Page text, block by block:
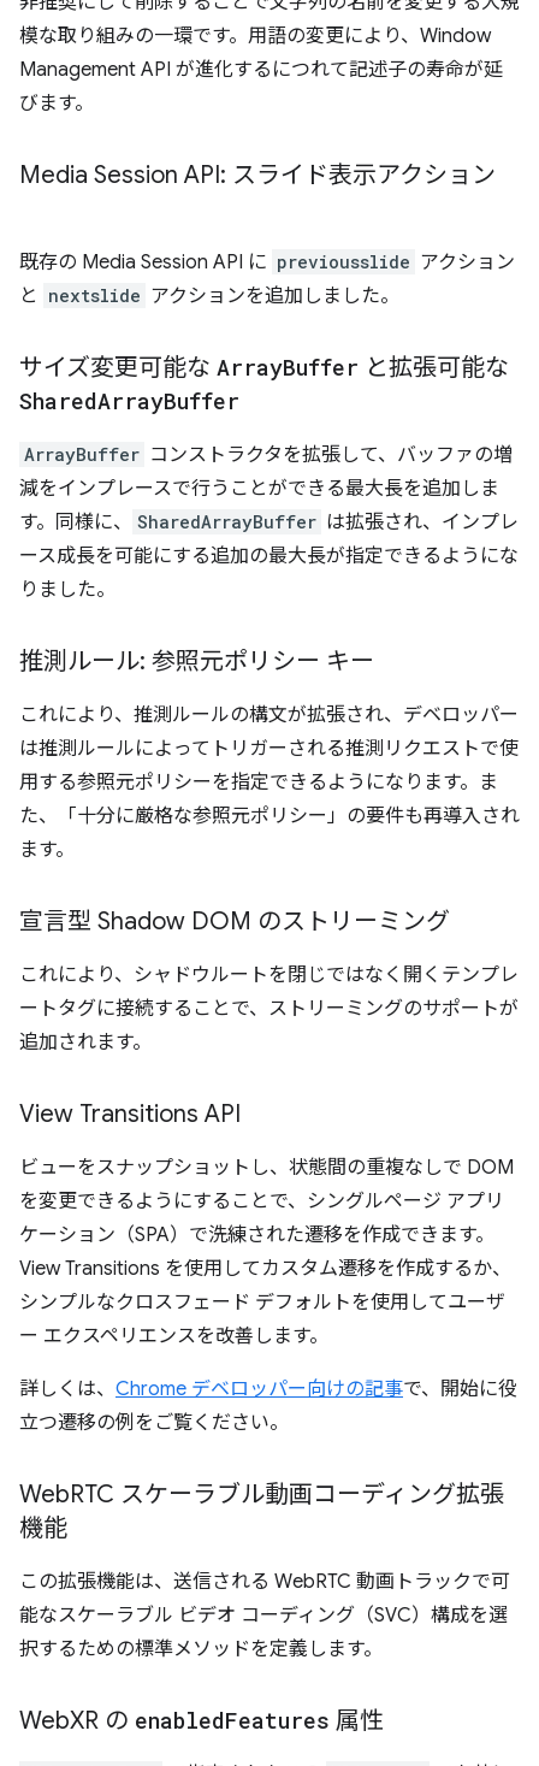
模な取り組みの一環です。用語の変更により、Window
Management API が進化するにつれて記述子の寿命が延
びます。
Media Session API: スライド表示アクション
既存の Media Session API に previousslide アクション
と
nextslide アクションを追加しました。
サイズ変更可能な ArrayBuffer と拡張可能な
SharedArrayBuffer
ArrayBuffer コンストラクタを拡張して、バッファの増
減をインプレースで行うことができる最大長を追加しま
す。同様に、
SharedArrayBuffer は拡張され、インプレ
ース成長を可能にする追加の最大長が指定できるようにな
りました。
推測ルール: 参照元ポリシー キー
これにより、推測ルールの構文が拡張され、デベロッパー
は推測ルールによってトリガーされる推測リクエストで使
用する参照元ポリシーを指定できるようになります。ま
た、「十分に厳格な参照元ポリシー」の要件も再導入され
ます。
宣言型 Shadow DOM のストリーミング
これにより、シャドウルートを閉じではなく開くテンプレ
ートタグに接続することで、ストリーミングのサポートが
追加されます。
View Transitions API
ビューをスナップショットし、状態間の重複なしで DOM
を変更できるようにすることで、シングルページ アプリ
ケーション（SPA）で洗練された遷移を作成できます。
View Transitions を使用してカスタム遷移を作成するか、
シンプルなクロスフェード デフォルトを使用してユーザ
ー エクスペリエンスを改善します。
詳しくは、 Chrome デベロッパー向けの記事で、開始に役
立つ遷移の例をご覧ください。
WebRTC スケーラブル動画コーディング拡張
機能
この拡張機能は、送信される WebRTC 動画トラックで可
能なスケーラブル ビデオ コーディング（SVC）構成を選
択するための標準メソッドを定義します。
WebXR の enabledFeatures 属性